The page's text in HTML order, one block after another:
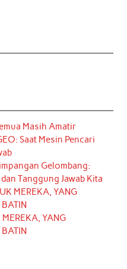
Masih Amatir
Saat Mesin Pencari
Gelombang:
Tanggung Jawab Kita
MEREKA, YANG
MEREKA, YANG